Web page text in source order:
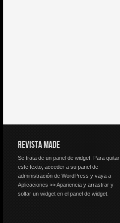
REVISTA MADE
Se trata de un panel de widget. Para quitar
este texto, acceder a su panel de
administración de WordPress y vaya a
Aplicaciones >> Apariencia y arrastrar y
soltar un widget en el panel de widget.